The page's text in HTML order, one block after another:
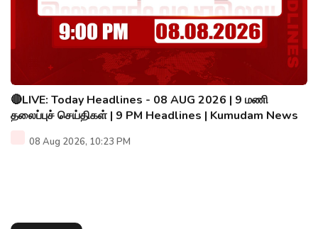
🔴LIVE: Today Headlines - 08 AUG 2026 | 9 மணி
தலைப்புச் செய்திகள் | 9 PM Headlines | Kumudam News
08 Aug 2026, 10:23 PM